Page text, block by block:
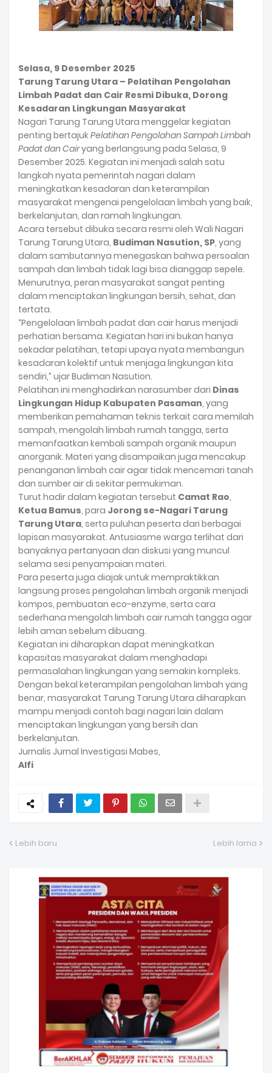
Selasa, 9 Desember 2025
Tarung Tarung Utara – Pelatihan Pengolahan
Limbah Padat dan Cair Resmi Dibuka, Dorong
Kesadaran Lingkungan Masyarakat
Nagari Tarung Tarung Utara menggelar kegiatan
penting bertajukPelatihan Pengolahan Sampah Limbah
Padat dan Cairyang berlangsung pada Selasa, 9
Desember 2025. Kegiatan ini menjadi salah satu
langkah nyata pemerintah nagari dalam
meningkatkan kesadaran dan keterampilan
masyarakat mengenai pengelolaan limbah yang baik,
berkelanjutan, dan ramah lingkungan.
Acara tersebut dibuka secara resmi oleh Wali Nagari
Tarung Tarung Utara, Budiman Nasution, SP, yang
dalam sambutannya menegaskan bahwa persoalan
sampah dan limbah tidak lagi bisa dianggap sepele.
Menurutnya, peran masyarakat sangat penting
dalam menciptakan lingkungan bersih, sehat, dan
tertata.
“Pengelolaan limbah padat dan cair harus menjadi
perhatian bersama. Kegiatan hari ini bukan hanya
sekadar pelatihan, tetapi upaya nyata membangun
kesadaran kolektif untuk menjaga lingkungan kita
sendiri,” ujar Budiman Nasution.
Pelatihan ini menghadirkan narasumber dari Dinas
Lingkungan Hidup Kabupaten Pasaman, yang
memberikan pemahaman teknis terkait cara memilah
sampah, mengolah limbah rumah tangga, serta
memanfaatkan kembali sampah organik maupun
anorganik. Materi yang disampaikan juga mencakup
penanganan limbah cair agar tidak mencemari tanah
dan sumber air di sekitar permukiman.
Turut hadir dalam kegiatan tersebut Camat Rao,
Ketua Bamus, para Jorong se-Nagari Tarung
Tarung Utara, serta puluhan peserta dari berbagai
lapisan masyarakat. Antusiasme warga terlihat dari
banyaknya pertanyaan dan diskusi yang muncul
selama sesi penyampaian materi.
Para peserta juga diajak untuk mempraktikkan
langsung proses pengolahan limbah organik menjadi
kompos, pembuatan eco-enzyme, serta cara
sederhana mengolah limbah cair rumah tangga agar
lebih aman sebelum dibuang.
Kegiatan ini diharapkan dapat meningkatkan
kapasitas masyarakat dalam menghadapi
permasalahan lingkungan yang semakin kompleks.
Dengan bekal keterampilan pengolahan limbah yang
benar, masyarakat Tarung Tarung Utara diharapkan
mampu menjadi contoh bagi nagari lain dalam
menciptakan lingkungan yang bersih dan
berkelanjutan.
Jurnalis Jurnal Investigasi Mabes,
Alfi
Lebih baru Lebih lama